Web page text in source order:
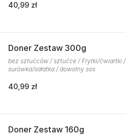
40,99 zł
Doner Zestaw 300g
bez sztućców / sztućce / Frytki/ćwiartki /
surówka/sałatka / dowolny sos
40,99 zł
Doner Zestaw 160g